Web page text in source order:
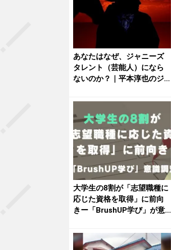
あなたはなぜ、ジャニーズ
タレント（芸能人）になら
ないのか？｜平本淳也のジ
大学生の8割が「志望職種に
応じた資格を取得」に前向
きー「BrushUP学び」が意...